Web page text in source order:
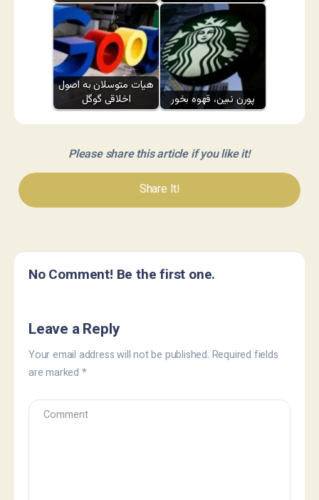
هیات متوسلان به اصول
اخلاقی گوگل
پورن نبین، قهوه بخور
Please share this article if you like it!
Share It!
No Comment! Be the first one.
Leave a Reply
Your email address will not be published. Required fields
are marked *